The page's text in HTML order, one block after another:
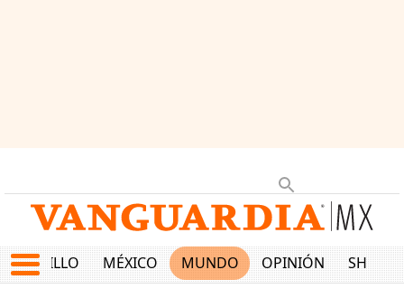
SALTILLO MÉXICO MUNDO OPINIÓN SHOW